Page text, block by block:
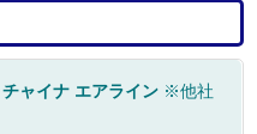
チャイナ エアライン ※他社